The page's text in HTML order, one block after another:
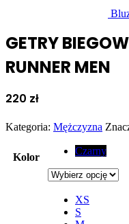
GETRY
RUNNER MEN
220 zł
Kategoria: Mężczyzna
Kolor
Czarny
XS
S